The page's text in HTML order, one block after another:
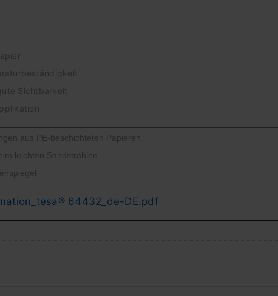
Sichtbarkeit
aus PE-beschichteten Papieren
leichten Sandstrahlen
64432_de-DE.pdf